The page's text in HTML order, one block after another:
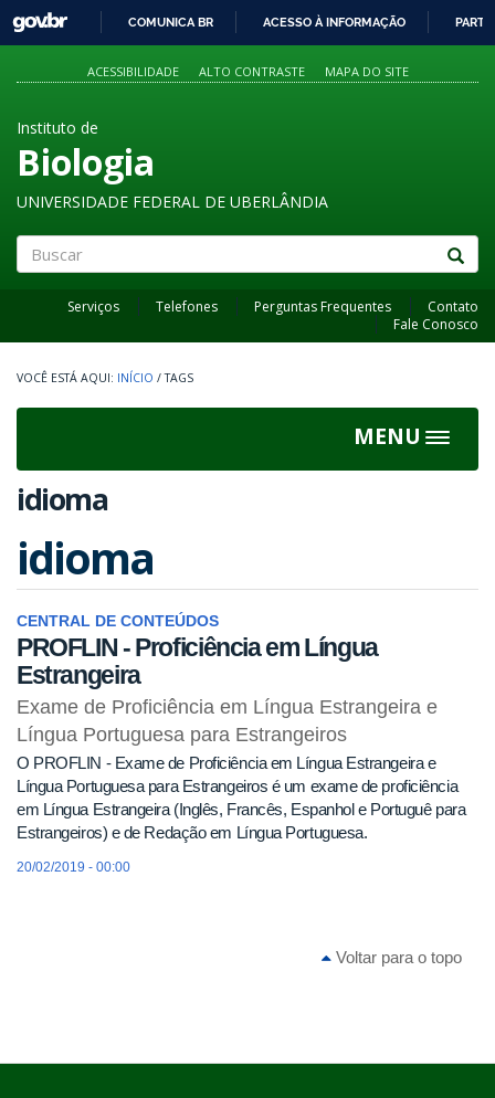
PARA
O
GOVBR
COMUNICA BR ACESSO À INFORMAÇÃO
ACESSIBILIDADE ALTO CONTRASTE MAPA DO SITE
Instituto de
Biologia
UNIVERSIDADE FEDERAL DE UBERLÂNDIA
Serviços Telefones Perguntas Frequentes
Contato
Fale Conosco
INÍCIO / TAGS
MENU
Toggle
idioma
idioma
CENTRAL DE CONTEÚDOS
PROFLIN - Proficiência em Língua
Estrangeira
Exame de Proficiência em Língua Estrangeira e
Língua Portuguesa para Estrangeiros
O PROFLIN - Exame de Proficiência em Língua Estrangeira e
Língua Portuguesa para Estrangeiros é um exame de proficiência
em Língua Estrangeira (Inglês, Francês, Espanhol e Portuguê para
Estrangeiros) e de Redação em Língua Portuguesa.
20/02/2019 - 00:00
Voltar para o topo